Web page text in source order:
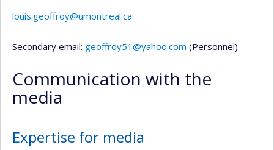
louis.geoffroy@umontreal.ca
Secondary email: geoffroy51@yahoo.com (Personnel)
Communication with the
media
Expertise for media